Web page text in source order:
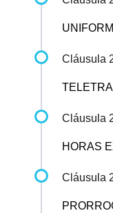
Cláusula
Cláusula
HORAS
Cláusula